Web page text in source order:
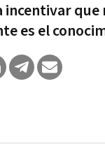
incentivar
es el